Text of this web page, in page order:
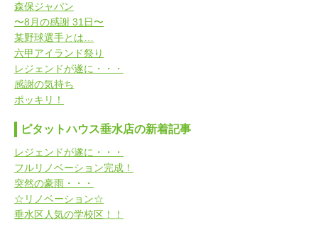
森保ジャパン
〜8月の感謝 31日〜
某野球選手とは…
六甲アイランド祭り
レジェンドが遂に・・・
感謝の気持ち
ポッキリ！
ピタットハウス垂水店の新着記事
レジェンドが遂に・・・
フルリノベーション完成！
突然の豪雨・・・
☆リノベーション☆
垂水区人気の学校区！！